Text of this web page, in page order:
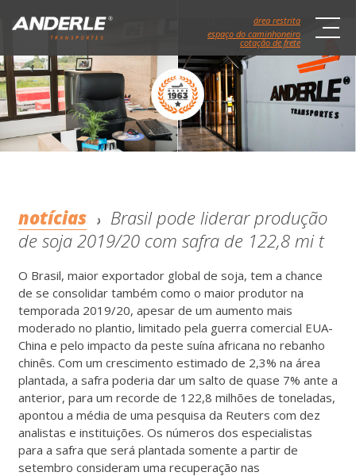
espaço do caminhoneiro
cotação de frete
área restrita
notícias
Brasil pode liderar produção
de soja 2019/20 com safra de 122,8 mi t
O Brasil, maior exportador global de soja, tem a chance
de se consolidar também como o maior produtor na
temporada 2019/20, apesar de um aumento mais
moderado no plantio, limitado pela guerra comercial EUA-
China e pelo impacto da peste suína africana no rebanho
chinês. Com um crescimento estimado de 2,3% na área
plantada, a safra poderia dar um salto de quase 7% ante a
anterior, para um recorde de 122,8 milhões de toneladas,
apontou a média de uma pesquisa da Reuters com dez
analistas e instituições. Os números dos especialistas
para a safra que será plantada somente a partir de
setembro consideram uma recuperação nas